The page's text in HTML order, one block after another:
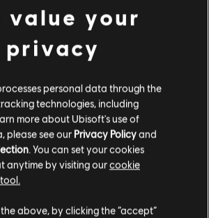
ALTRO
value your
privacy
personal data through the
technologies, including
more about Ubisoft's use of
please see our Privacy Policyand
. You can set your cookies
anytime by visiting ourcookie
above, by clicking the “accept”